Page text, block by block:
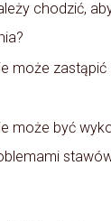
chodzić,
może zastąpić
może być